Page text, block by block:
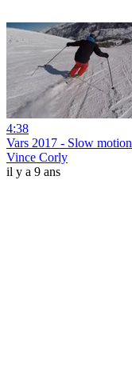
4:38
Vars 2017 - Slow motion
Vince Corly
il y a 9 ans